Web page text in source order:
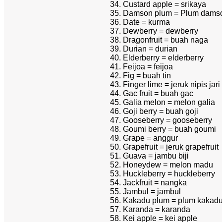
Custard apple = srikaya
Damson plum = Plum
Date = kurma
Dewberry = dewberry
Dragonfruit = buah naga
Durian = durian
Elderberry = elderberry
Feijoa = feijoa
Fig = buah tin
Finger lime = jeruk nipis jari
Gac fruit = buah gac
Galia melon = melon galia
Goji berry = buah goji
Gooseberry = gooseberry
Goumi berry = buah goumi
Grape = anggur
Grapefruit = jeruk grapefruit
Guava = jambu biji
Honeydew = melon madu
Huckleberry = huckleberry
Jackfruit = nangka
Jambul = jambul
Kakadu plum = plum
Karanda = karanda
Kei apple = kei apple